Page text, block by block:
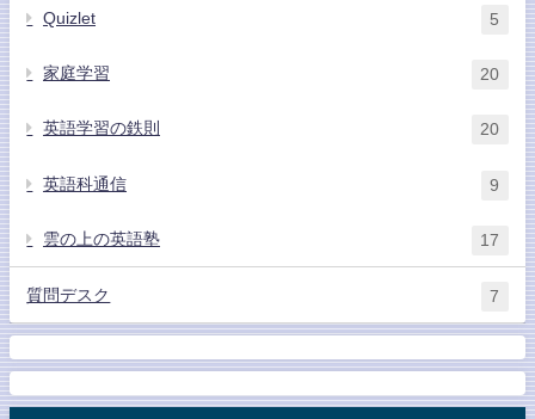
Quizlet 5
家庭学習 20
英語学習の鉄則 20
英語科通信 9
雲の上の英語塾 17
質問デスク 7